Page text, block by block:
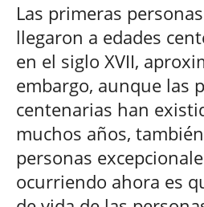
Las primeras
llegaron a edades
en el siglo XVII,
embargo, aunque las
centenarias han
muchos años,
personas
ocurriendo ahora es